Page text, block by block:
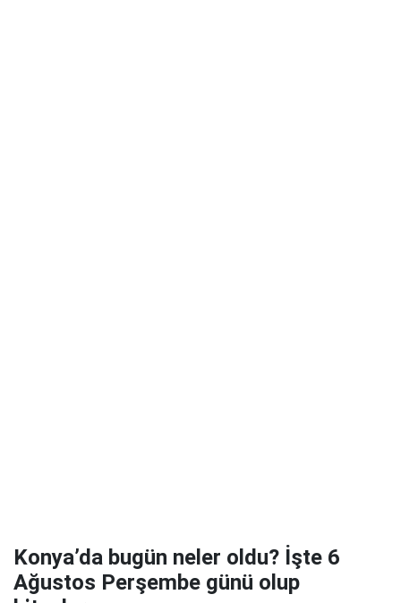
Konya’da bugün neler oldu? İşte 6
Ağustos Perşembe günü olup